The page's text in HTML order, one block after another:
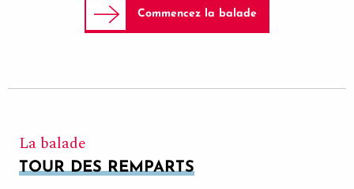
Commencez la balade
La balade
TOUR DES REMPARTS